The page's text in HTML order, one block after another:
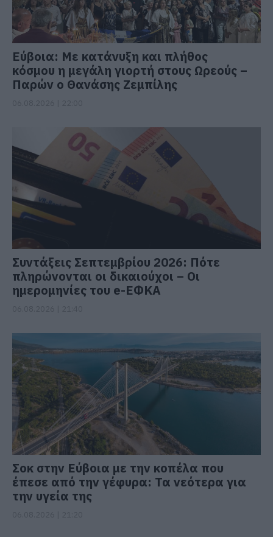
Εύβοια: Με κατάνυξη και πλήθος
κόσμου η μεγάλη γιορτή στους Ωρεούς –
Παρών ο Θανάσης Ζεμπίλης
Συντάξεις Σεπτεμβρίου 2026: Πότε
πληρώνονται οι δικαιούχοι – Οι
ημερομηνίες του e-ΕΦΚΑ
Σοκ στην Εύβοια με την κοπέλα που
έπεσε από την γέφυρα: Τα νεότερα για
την υγεία της